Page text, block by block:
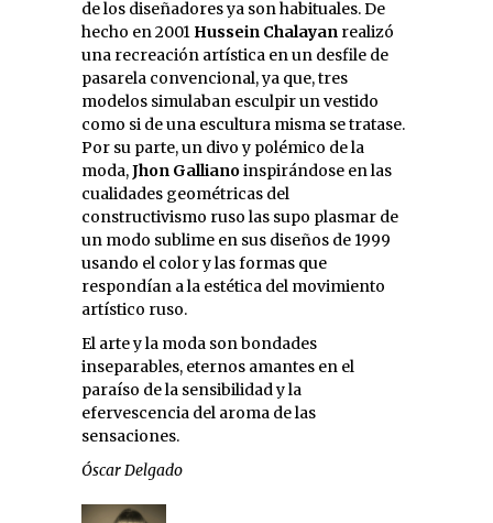
de los diseñadores ya son habituales. De
hecho en 2001 Hussein Chalayan realizó
una recreación artística en un desfile de
pasarela convencional, ya que, tres
modelos simulaban esculpir un vestido
como si de una escultura misma se tratase.
Por su parte, un divo y polémico de la
moda,Jhon Gallianoinspirándose en las
cualidades geométricas del
constructivismo ruso las supo plasmar de
un modo sublime en sus diseños de 1999
usando el color y las formas que
respondían a la estética del movimiento
artístico ruso.
El arte y la moda son bondades
inseparables, eternos amantes en el
paraíso de la sensibilidad y la
efervescencia del aroma de las
sensaciones.
Óscar Delgado